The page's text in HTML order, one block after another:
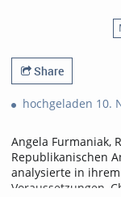
Share
hochgeladen 10.
Angela Furmaniak,
Republikanischen
analysierte in
Voraussetzungen,